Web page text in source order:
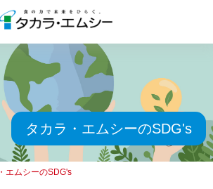
タカラ・エムシーのSDG's
エムシーのSDG's